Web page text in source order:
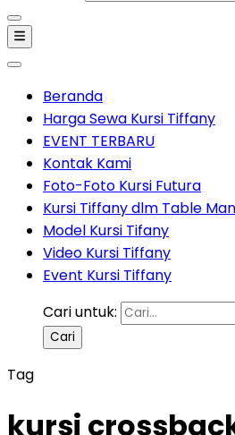
Beranda
Harga Sewa Kursi Tiffany
EVENT TERBARU
Kontak Kami
Foto-Foto Kursi Futura
Kursi Tiffany dlm Table
Model Kursi Tifany
Video Kursi Tiffany
Event Kursi Tiffany
Cari untuk:
Tag
kursi